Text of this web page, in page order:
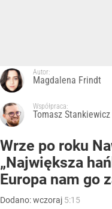
Autor:
Magdalena Frindt
Współpraca:
Tomasz Stankiewicz
Wrze po roku
„Największa
Europa nam go
Dodano:wczoraj 5:15